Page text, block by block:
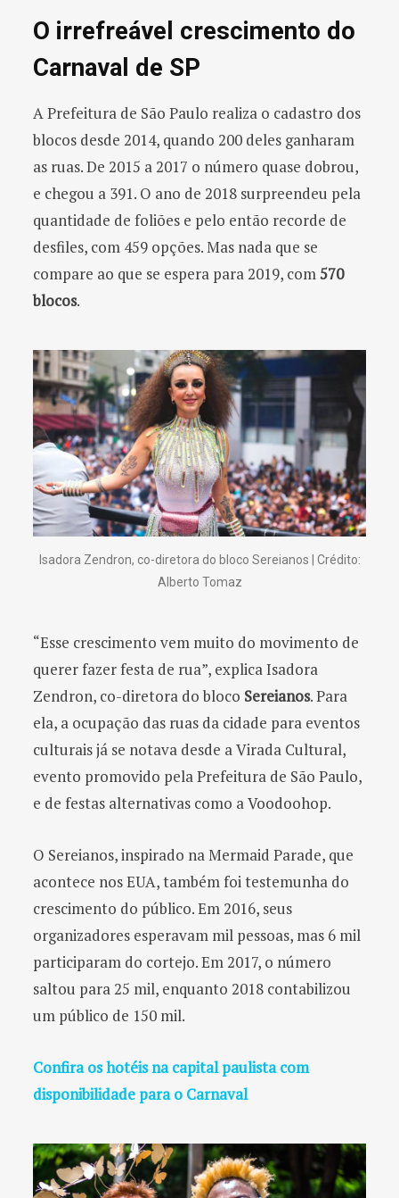
O irrefreável crescimento do
Carnaval de SP
A Prefeitura de São Paulo realiza o cadastro dos
blocos desde 2014, quando 200 deles ganharam
as ruas. De 2015 a 2017 o número quase dobrou,
e chegou a 391. O ano de 2018 surpreendeu pela
quantidade de foliões e pelo então recorde de
desfiles, com 459 opções. Mas nada que se
compare ao que se espera para 2019, com570
blocos.
Isadora Zendron, co-diretora do bloco Sereianos | Crédito:
Alberto Tomaz
“Esse crescimento vem muito do movimento de
querer fazer festa de rua”, explica Isadora
Zendron, co-diretora do bloco Sereianos. Para
ela, a ocupação das ruas da cidade para eventos
culturais já se notava desde a Virada Cultural,
evento promovido pela Prefeitura de São Paulo,
e de festas alternativas como a Voodoohop.
O Sereianos, inspirado na Mermaid Parade, que
acontece nos EUA, também foi testemunha do
crescimento do público. Em 2016, seus
organizadores esperavam mil pessoas, mas 6 mil
participaram do cortejo. Em 2017, o número
saltou para 25 mil, enquanto 2018 contabilizou
um público de 150 mil.
Confira os hotéis na capital paulista com
disponibilidade para o Carnaval